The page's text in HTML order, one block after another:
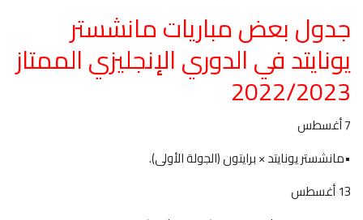
جدول بعض مباريات مانشستر
يونايتد في الدوري الإنجليزي الممتاز
2022/2023
7 أغسطس
•مانشستر يونايتد × برايتون (الجولة الأولى).
13 أغسطس